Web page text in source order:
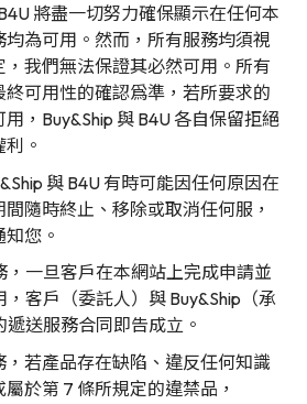
將盡一切努力確保顯示在任何本
均為可用。然而，所有服務均須視
，我們無法保證其必然可用。所有
終可用性的確認爲準，若所要求的
，Buy&Ship 與 B4U 各自保留拒絕
。
與 B4U 有時可能因任何原因在
隨時終止、移除或取消任何服，
您。
，一旦客戶在本網站上完成申請並
客戶（委託人）與 Buy&Ship（承
遞送服務合同即告成立。
，若產品存在缺陷、違反任何知識
於第 7 條所規定的違禁品，